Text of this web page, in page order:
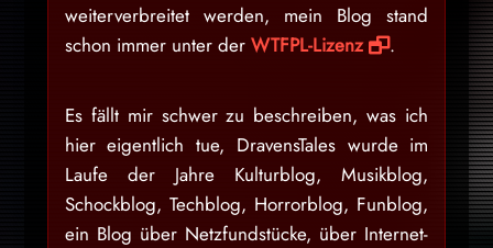
weiterverbreitet werden, mein Blog stand
schon immer unter der WTFPL-Lizenz .
Es fällt mir schwer zu beschreiben, was ich
hier eigentlich tue, DravensTales wurde im
Laufe der Jahre Kulturblog, Musikblog,
Schockblog, Techblog, Horrorblog, Funblog,
ein Blog über Netzfundstücke, über Internet-